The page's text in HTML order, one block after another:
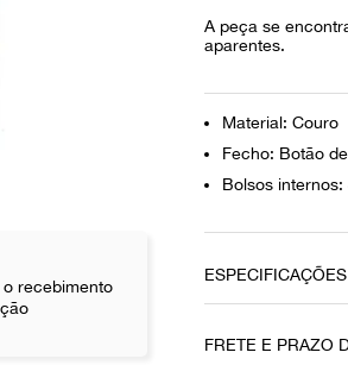
recebimento
A peça se
aparentes.
Material: Couro
Fecho: Botão
Bolsos internos:
ESPECIFICAÇÕES
Brasília
FRETE E PRAZO